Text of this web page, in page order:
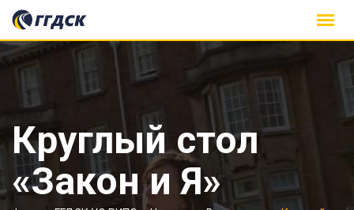
Skip
content
Круглый стол
«Закон и Я»